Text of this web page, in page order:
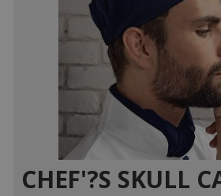
CHEF'?S SKULL